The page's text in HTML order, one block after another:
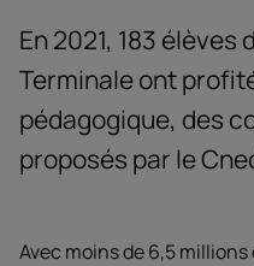
En 2021, 183
Terminale ont
pédagogique, des
proposés par le
Avec moins de 6,5